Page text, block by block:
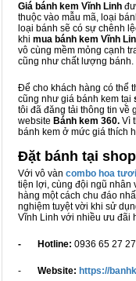
Giá bánh kem Vĩnh Linh
thuộc vào mẫu mã, loại
loại bánh sẽ có sự chênh
khi mua bánh kem Vĩnh
vô cùng mềm mỏng cạnh
cũng như chất lượng bánh.
Để cho khách hàng có thể
cũng như giá bánh kem tại
tôi đã đăng tải thông tin về
website Bánh kem 360. Vì
bánh kem ở mức giá thích
Đặt bánh tại
Với vô vàn combo hoa
tiện lợi, cùng đội ngũ nhân
hàng một cách chu đáo
nghiệm tuyệt vời khi sử
Vĩnh Linh với nhiều ưu đãi
- Hotline: 0936 65 27
- Website: https://